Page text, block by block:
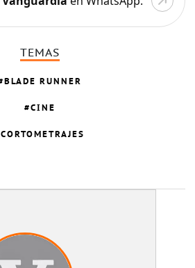
TEMAS
BLADE RUNNER
CINE
CORTOMETRAJES